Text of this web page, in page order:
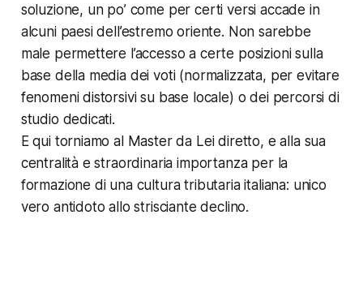
soluzione, un po’ come per certi versi accade in
alcuni paesi dell’estremo oriente. Non sarebbe
male permettere l’accesso a certe posizioni sulla
base della media dei voti (normalizzata, per evitare
fenomeni distorsivi su base locale) o dei percorsi di
studio dedicati.
E qui torniamo al Master da Lei diretto, e alla sua
centralità e straordinaria importanza per la
formazione di una cultura tributaria italiana: unico
vero antidoto allo strisciante declino.